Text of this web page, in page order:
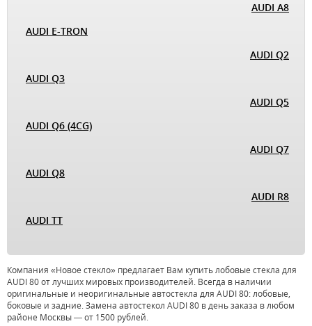
AUDI A8
AUDI E-TRON
AUDI Q2
AUDI Q3
AUDI Q5
AUDI Q6 (4CG)
AUDI Q7
AUDI Q8
AUDI R8
AUDI TT
Компания «Новое стекло» предлагает Вам купить лобовые стекла для
AUDI 80 от лучших мировых производителей. Всегда в наличии
оригинальные и неоригинальные автостекла для AUDI 80: лобовые,
боковые и задние. Замена автостекол AUDI 80 в день заказа в любом
районе Москвы — от 1500 рублей.